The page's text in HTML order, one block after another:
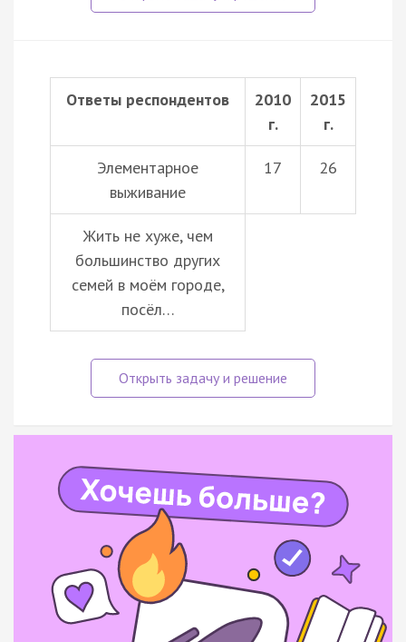
Ответы респондентов
2010
г.
2015
г.
Элементарное
выживание
17 26
Жить не хуже, чем
большинство других
семей в моём городе,
посёл…